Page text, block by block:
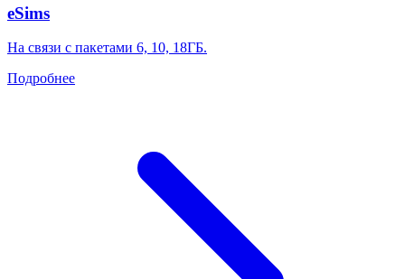
eSims
На связи с пакетами 6, 10, 18ГБ.
Подробнее